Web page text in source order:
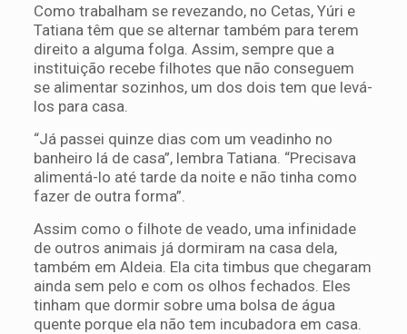
Como trabalham se revezando, no Cetas, Yúri e
Tatiana têm que se alternar também para terem
direito a alguma folga. Assim, sempre que a
instituição recebe filhotes que não conseguem
se alimentar sozinhos, um dos dois tem que levá-
los para casa.
“Já passei quinze dias com um veadinho no
banheiro lá de casa”, lembra Tatiana. “Precisava
alimentá-lo até tarde da noite e não tinha como
fazer de outra forma”.
Assim como o filhote de veado, uma infinidade
de outros animais já dormiram na casa dela,
também em Aldeia. Ela cita timbus que chegaram
ainda sem pelo e com os olhos fechados. Eles
tinham que dormir sobre uma bolsa de água
quente porque ela não tem incubadora em casa.